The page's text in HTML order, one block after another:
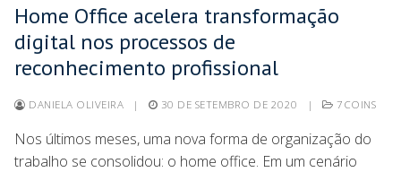
Home Office acelera transformação
digital nos processos de
reconhecimento profissional
DANIELA OLIVEIRA | 30 DE SETEMBRO DE 2020 | 7COINS
Nos últimos meses, uma nova forma de organização do
trabalho se consolidou: o home office. Em um cenário